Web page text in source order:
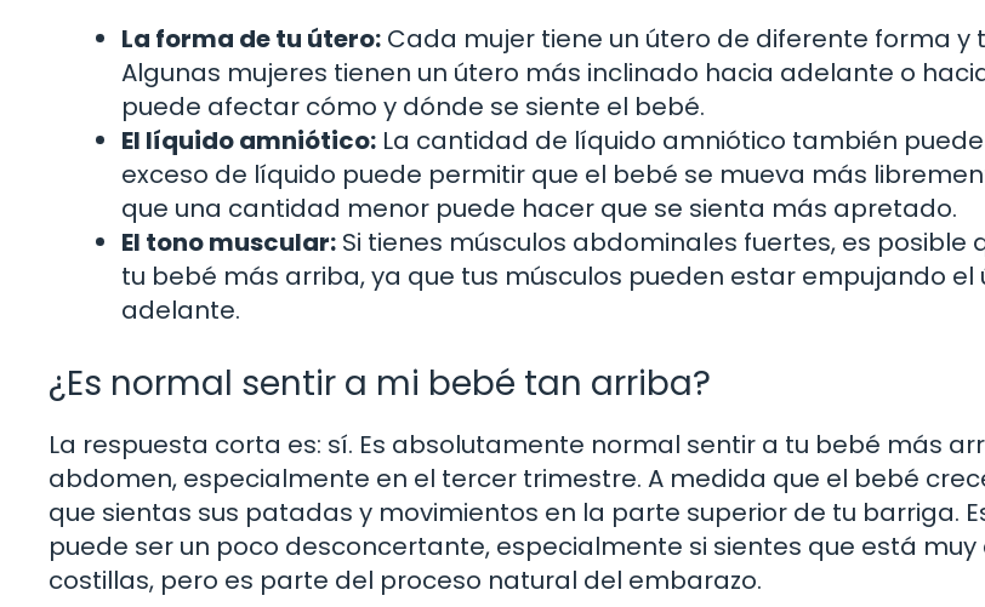
La forma de tu útero: Cada mujer tiene un útero de diferente forma y
Algunas mujeres tienen un útero más inclinado hacia adelante o
puede afectar cómo y dónde se siente el bebé.
El líquido amniótico: La cantidad de líquido amniótico también puede
exceso de líquido puede permitir que el bebé se mueva más
que una cantidad menor puede hacer que se sienta más apretado.
El tono muscular: Si tienes músculos abdominales fuertes, es posible
tu bebé más arriba, ya que tus músculos pueden estar empujando el
adelante.
¿Es normal sentir a mi bebé tan arriba?
La respuesta corta es: sí. Es absolutamente normal sentir a tu bebé más
abdomen, especialmente en el tercer trimestre. A medida que el bebé
que sientas sus patadas y movimientos en la parte superior de tu barriga.
puede ser un poco desconcertante, especialmente si sientes que está
costillas, pero es parte del proceso natural del embarazo.